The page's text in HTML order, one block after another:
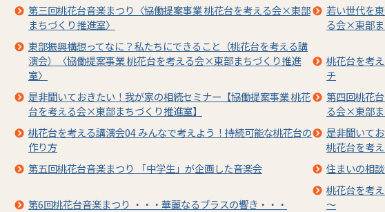
第三回桃花台音楽まつり〈協働提案事業 桃花台を考える会×東部
まちづくり推進室〉
若い世代を
る会×東部ま
東部振興構想ってなに？私たちにできること（桃花台を考える講
演会）〈協働提案事業 桃花台を考える会×東部まちづくり推進
室〉
桃花台を考
チ
是非聞いておきたい！我が家の相続セミナー【協働提案事業 桃花
台を考える会×東部まちづくり推進室】
第四回桃花
る会×東部ま
桃花台を考える講演会04 みんなで考えよう！持続可能な桃花台の
作り方
是非聞いて
桃花台を考
第五回桃花台音楽まつり 「中学生」が企画した音楽会
住まいの相
第6回桃花台音楽まつり ・・・華麗なるブラスの響き・・・
桃花台を考
～